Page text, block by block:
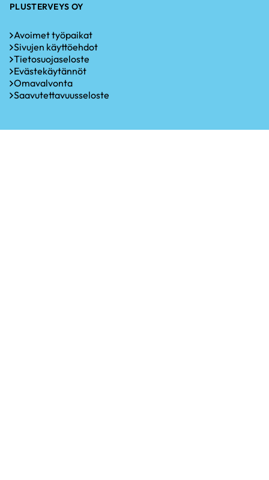
PLUSTERVEYS OY
Avoimet työpaikat
Sivujen käyttöehdot
Tietosuojaseloste
Evästekäytännöt
Omavalvonta
Saavutettavuusseloste